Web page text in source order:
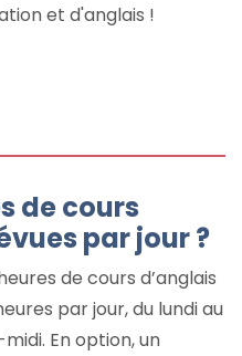
et d'anglais !
de cours
par jour ?
de cours d’anglais
par jour, du lundi au
En option, un